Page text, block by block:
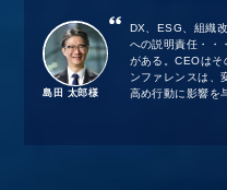
島田 太郎様
DX、ESG、組織
への説明責任・・
がある。CEOはそ
ンファレンスは、
高め行動に影響を